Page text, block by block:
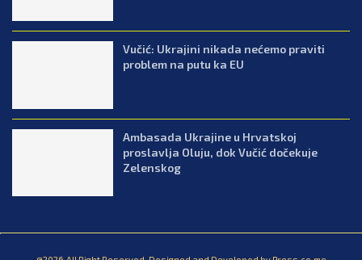
Vučić: Ukrajini nikada nećemo praviti
problem na putu ka EU
Ambasada Ukrajine u Hrvatskoj
proslavlja Oluju, dok Vučić dočekuje
Zelenskog